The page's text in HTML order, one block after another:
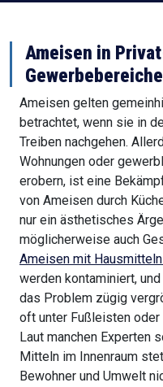
Ameisen in
Ameisen gelten
betrachtet, wenn sie in
Treiben nachgehen.
Wohnungen oder
erobern, ist eine
von Ameisen durch
nur ein ästhetisches
möglicherweise auch
Ameisen mit
werden kontaminiert,
das Problem zügig
oft unter Fußleisten oder
Laut manchen Experten
Mitteln im Innenraum
Bewohner und Umwelt